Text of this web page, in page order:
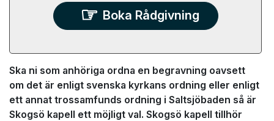
Boka Rådgivning
Ska ni som anhöriga ordna en begravning oavsett
om det är enligt svenska kyrkans ordning eller enligt
ett annat trossamfunds ordning i Saltsjöbaden så är
Skogsö kapell ett möjligt val. Skogsö kapell tillhör